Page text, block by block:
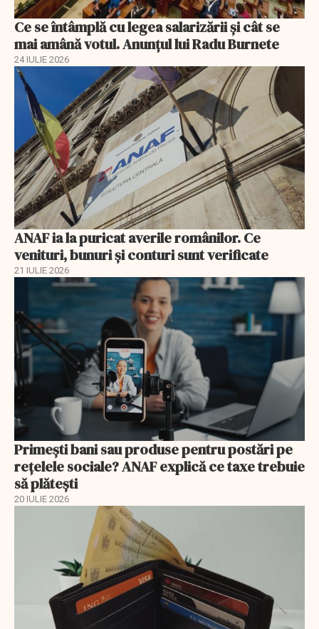
Ce se întâmplă cu legea salarizării şi cât se
mai amână votul. Anunţul lui Radu Burnete
24 IULIE 2026
ANAF ia la puricat averile românilor. Ce
venituri, bunuri și conturi sunt verificate
21 IULIE 2026
Primești bani sau produse pentru postări pe
reţelele sociale? ANAF explică ce taxe trebuie
să plătești
20 IULIE 2026